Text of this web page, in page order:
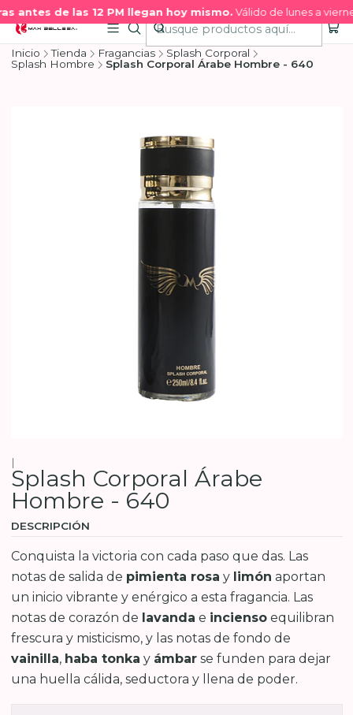
antes de las 12 PM llegan hoy mismo.Válido de lunes a
Inicio Tienda Fragancias
Splash Corporal
Splash Hombre
Splash Corporal Árabe Hombre - 640
|
Splash Corporal Árabe
Hombre - 640
DESCRIPCIÓN
Conquista la victoria con cada paso que das. Las
notas de salida de pimienta rosa y limón aportan
un inicio vibrante y enérgico a esta fragancia. Las
notas de corazón de lavanda e inciensoequilibran
frescura y misticismo, y las notas de fondo de
vainilla, haba tonka y ámbarse funden para dejar
una huella cálida, seductora y llena de poder.